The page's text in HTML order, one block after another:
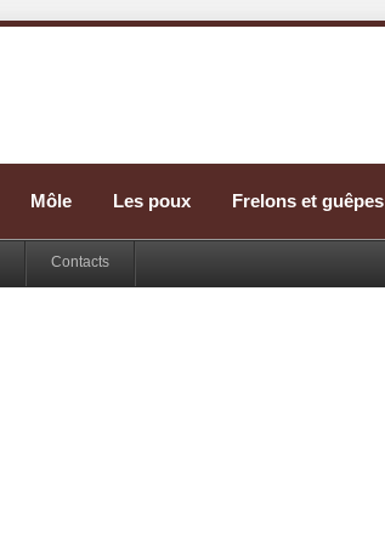
Môle Les poux Frelons et guêpes
Contacts